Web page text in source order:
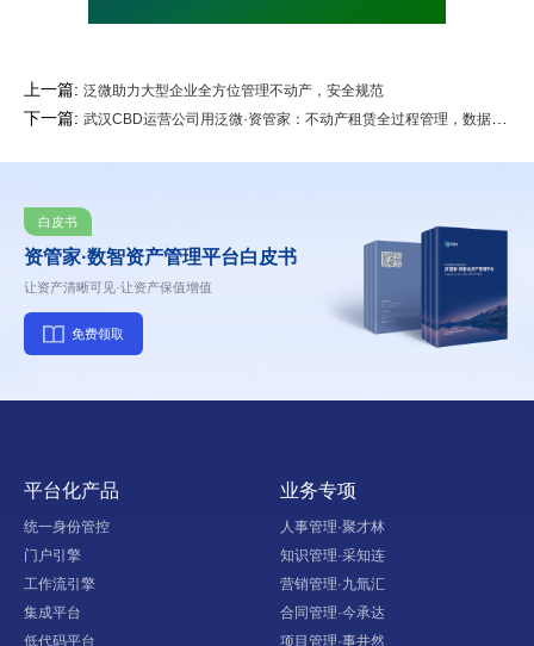
上一篇: 泛微助力大型企业全方位管理不动产，安全规范
下一篇: 武汉CBD运营公司用泛微·资管家：不动产租赁全过程管理，数据自动化分析
白皮书
资管家·数智资产管理平台白皮书
让资产清晰可见·让资产保值增值
免费领取
平台化产品
统一身份管控
门户引擎
工作流引擎
集成平台
低代码平台
业务专项
人事管理·聚才林
知识管理·采知连
营销管理·九氚汇
合同管理·今承达
项目管理·事井然